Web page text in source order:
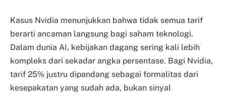
Kasus Nvidia menunjukkan bahwa tidak semua tarif
berarti ancaman langsung bagi saham teknologi.
Dalam dunia AI, kebijakan dagang sering kali lebih
kompleks dari sekadar angka persentase. Bagi Nvidia,
tarif 25% justru dipandang sebagai formalitas dari
kesepakatan yang sudah ada, bukan sinyal